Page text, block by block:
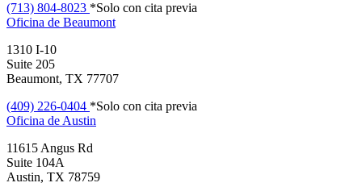
(713) 804-8023 *Solo con cita previa
Oficina de Beaumont
1310 I-10
Suite 205
Beaumont, TX 77707
(409) 226-0404 *Solo con cita previa
Oficina de Austin
11615 Angus Rd
Suite 104A
Austin, TX 78759